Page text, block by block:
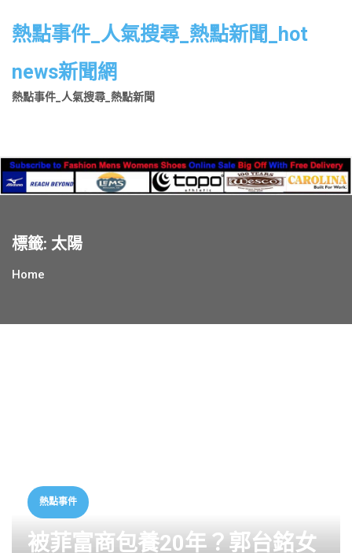
熱點事件_人氣搜尋_熱點新聞_hot
news新聞網
熱點事件_人氣搜尋_熱點新聞
標籤: 太陽
Home
熱點事件
被菲富商包養20年？郭台銘女